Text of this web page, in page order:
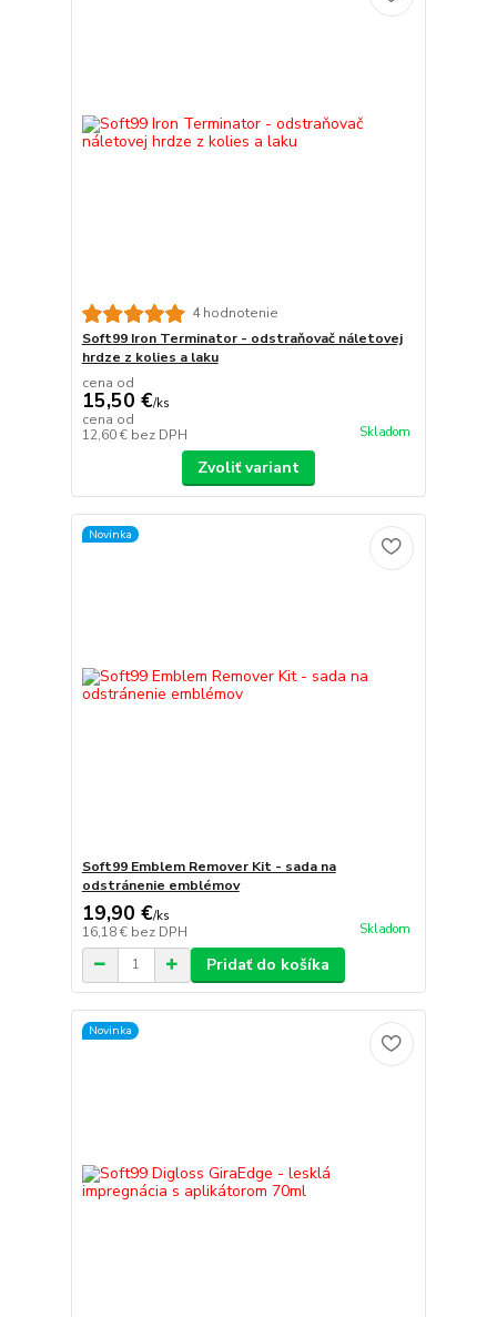
4 hodnotenie
Soft99 Iron Terminator - odstraňovač náletovej
hrdze z kolies a laku
cena od
15,50 €/ks
cena od
12,60 € bez DPH Skladom
Zvoliť variant
Novinka
Soft99 Emblem Remover Kit - sada na
odstránenie emblémov
19,90 €/ks
16,18 € bez DPH Skladom
Pridať do košíka
Novinka